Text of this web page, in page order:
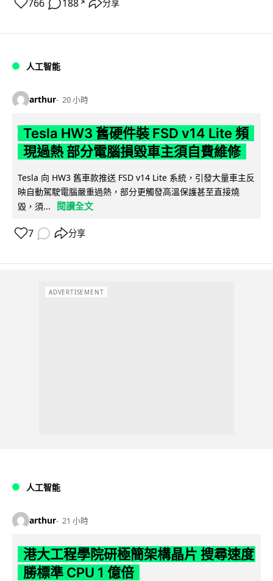
766 188 ↗ 分享
人工智能
arthur 20 小時
Tesla HW3 舊硬件裝 FSD v14 Lite 頻
現過熱 部分電腦損毀車主須自費維修
Tesla 向 HW3 舊車款推送 FSD v14 Lite 系統，引發大量車主反
映自動駕駛電腦嚴重過熱，部分更觸發高溫保護甚至直接燒
毀，須...
閱讀全文
7 分享
ADVERTISEMENT
人工智能
arthur 21 小時
港大工程學院研極簡架構晶片 搜尋速度
勝標準 CPU 1 億倍